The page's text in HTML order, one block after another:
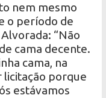
nem mesmo
o período de
“Não
cama decente.
cama, na
licitação porque
estávamos